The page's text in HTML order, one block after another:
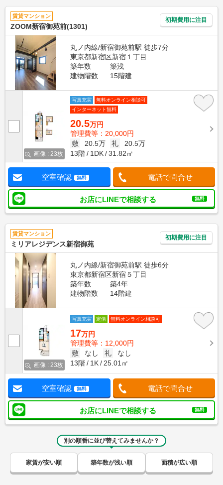
賃貸マンション
ZOOM新宿御苑前(1301)
初期費用に注目
丸ノ内線/新宿御苑前駅 徒歩7分
東京都新宿区新宿１丁目
築年数
築浅
建物階数
15階建
画像 : 23枚
写真充実
無料オンライン相談可
インターネット無料
20.5万円
管理費等：20,000円
敷
20.5万 礼
20.5万
13階
1DK 31.82㎡
空室確認 無料 電話で問合せ
お店にLINEで相談する 無料
賃貸マンション
ミリアレジデンス新宿御苑
初期費用に注目
丸ノ内線/新宿御苑前駅 徒歩6分
東京都新宿区新宿５丁目
築年数
築4年
建物階数
14階建
画像 : 23枚
写真充実 定借 無料オンライン相談可
17万円
管理費等：12,000円
敷
なし 礼
なし
13階
1K 25.01㎡
空室確認 無料 電話で問合せ
お店にLINEで相談する 無料
別の順番に並び替えてみませんか？
家賃が安い順 築年数が浅い順 面積が広い順